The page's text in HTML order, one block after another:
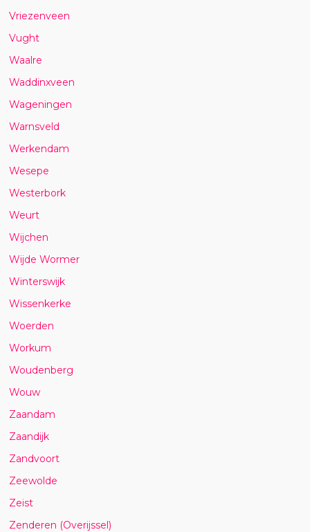
Vriezenveen
Vught
Waalre
Waddinxveen
Wageningen
Warnsveld
Werkendam
Wesepe
Westerbork
Weurt
Wijchen
Wijde Wormer
Winterswijk
Wissenkerke
Woerden
Workum
Woudenberg
Wouw
Zaandam
Zaandijk
Zandvoort
Zeewolde
Zeist
Zenderen (Overijssel)